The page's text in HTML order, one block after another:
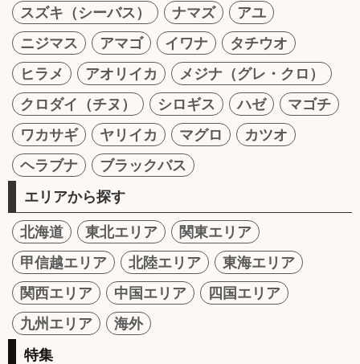
スズキ（シーバス）
ナマズ
アユ
ニジマス
アマゴ イワナ
タチウオ
ヒラメ
アオリイカ
メジナ（グレ・クロ）
クロダイ（チヌ）
シロギス ハゼ
マゴチ
ワカサギ
ヤリイカ マグロ
カツオ
ヘラブナ
ブラックバス
エリアから探す
北海道 東北エリア
関東エリア
甲信越エリア
北陸エリア
東海エリア
関西エリア
中国エリア
四国エリア
九州エリア
海外
特集